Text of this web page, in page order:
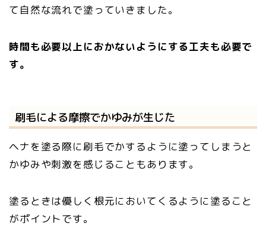
て自然な流れで塗っていきました。
時間も必要以上におかないようにする工夫も必要で
す。
刷毛による摩擦でかゆみが生じた
ヘナを塗る際に刷毛でかするように塗ってしまうと
かゆみや刺激を感じることもあります。
塗るときは優しく根元においてくるように塗ること
がポイントです。